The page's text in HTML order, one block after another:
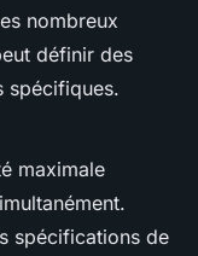
nombreux
définir des
spécifiques.
maximale
spécifications de